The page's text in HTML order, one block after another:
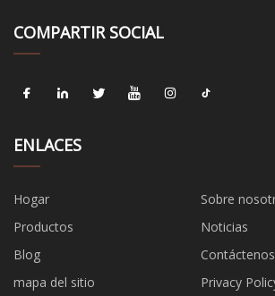
COMPARTIR SOCIAL
ENLACES
Hogar
Sobre
Productos
Noticias
Blog
Contáctenos
mapa del sitio
Privacy